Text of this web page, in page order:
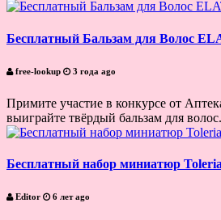
Бесплатный Бальзам для Волос
free-lookup 3 года ago
Примите участие в конкурсе от
выиграйте твёрдый бальзам для
Бесплатный набор миниатюр
Editor 6 лет ago